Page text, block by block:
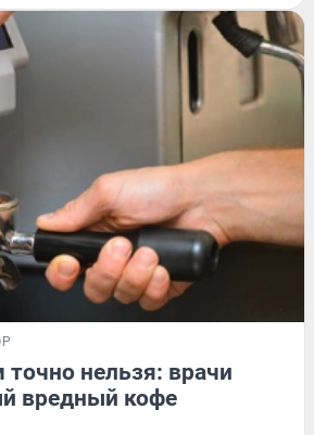
точно нельзя: врачи
вредный кофе